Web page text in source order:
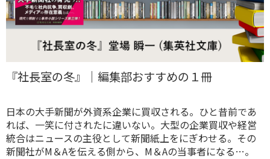
『社長室の冬』｜編集部おすすめの１冊
日本の大手新聞が外資系企業に買収される。ひと昔前であ
れば、一笑に付されたに違いない。大型の企業買収や経営
統合はニュースの主役として新聞紙上をにぎわせる。その
新聞社がM＆Aを伝える側から、M＆Aの当事者になる…。